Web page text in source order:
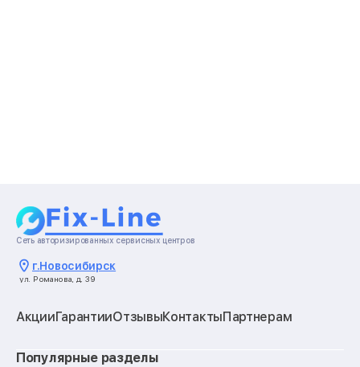
Сеть авторизированных сервисных центров
г.Новосибирск
ул. Романова, д. 39
АкцииГарантииОтзывыКонтактыПартнерам
Популярные разделы